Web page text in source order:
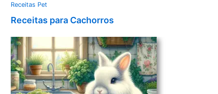
Receitas Pet
Receitas para Cachorros